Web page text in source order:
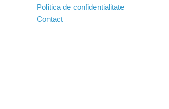
Politica de confidentialitate
Contact